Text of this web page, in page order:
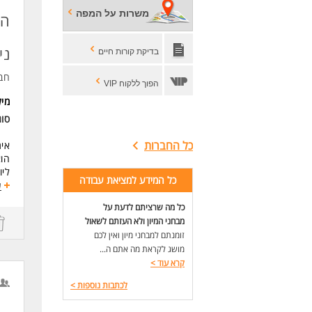
משרות על המפה
בדיקת קורות חיים
הפוך ללקוח VIP
כל החברות
כל המידע למציאת עבודה
כל מה שרציתם לדעת על
מבחני המיון ולא העזתם לשאול
זומנתם למבחני מיון ואין לכם
מושג לקראת מה אתם ה...
קרא עוד>
לכתבות נוספות>